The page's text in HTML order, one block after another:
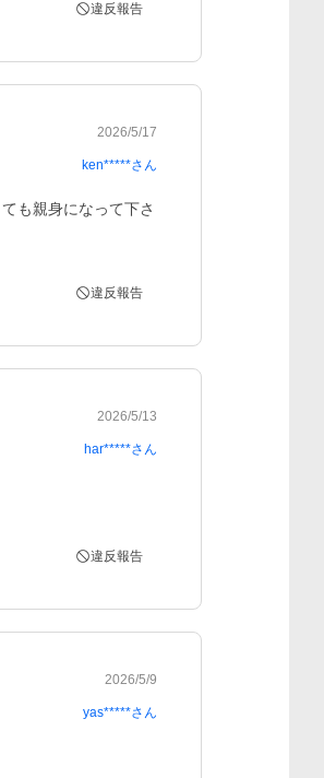
違反報告
2026/5/17
ken*****さん
も親身になって下さ
違反報告
2026/5/13
har*****さん
違反報告
2026/5/9
yas*****さん